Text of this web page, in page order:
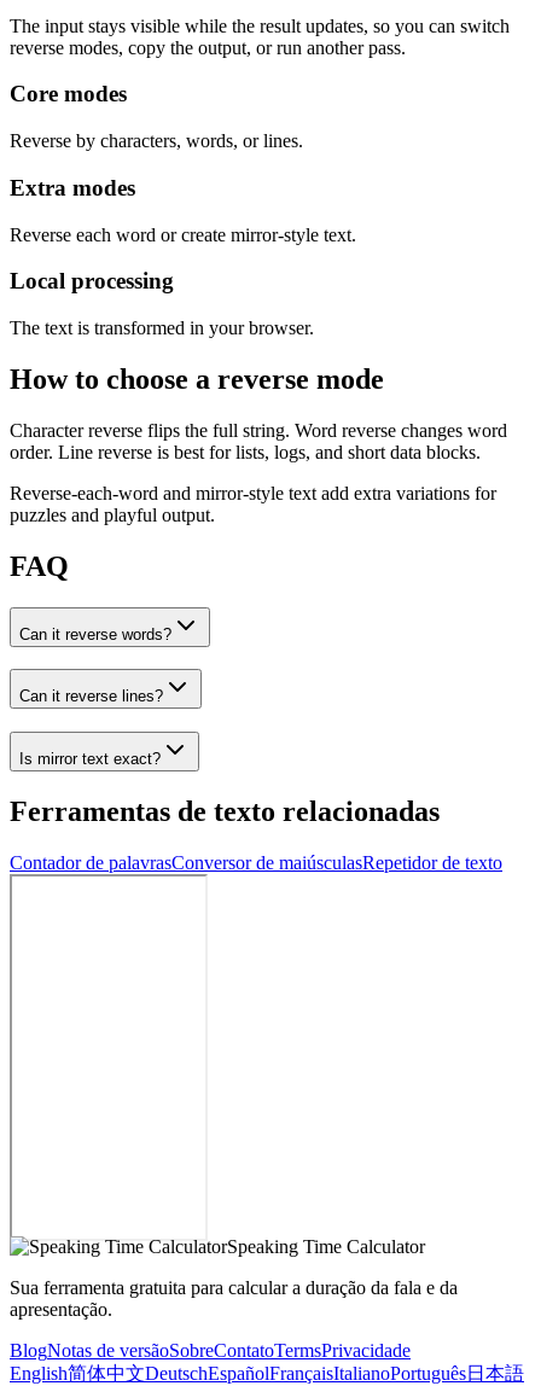
The input stays visible while the result updates, so you can switch
reverse modes, copy the output, or run another pass.
Core modes
Reverse by characters, words, or lines.
Extra modes
Reverse each word or create mirror-style text.
Local processing
The text is transformed in your browser.
How to choose a reverse mode
Character reverse flips the full string. Word reverse changes word
order. Line reverse is best for lists, logs, and short data blocks.
Reverse-each-word and mirror-style text add extra variations for
puzzles and playful output.
FAQ
Can it reverse words?
Can it reverse lines?
Is mirror text exact?
Ferramentas de texto relacionadas
Contador de palavrasConversor de maiúsculasRepetidor de texto
Speaking Time Calculator
Sua ferramenta gratuita para calcular a duração da fala e da
apresentação.
BlogNotas de versãoSobreContatoTermsPrivacidade
English简体中文DeutschEspañolFrançaisItalianoPortuguês日本語